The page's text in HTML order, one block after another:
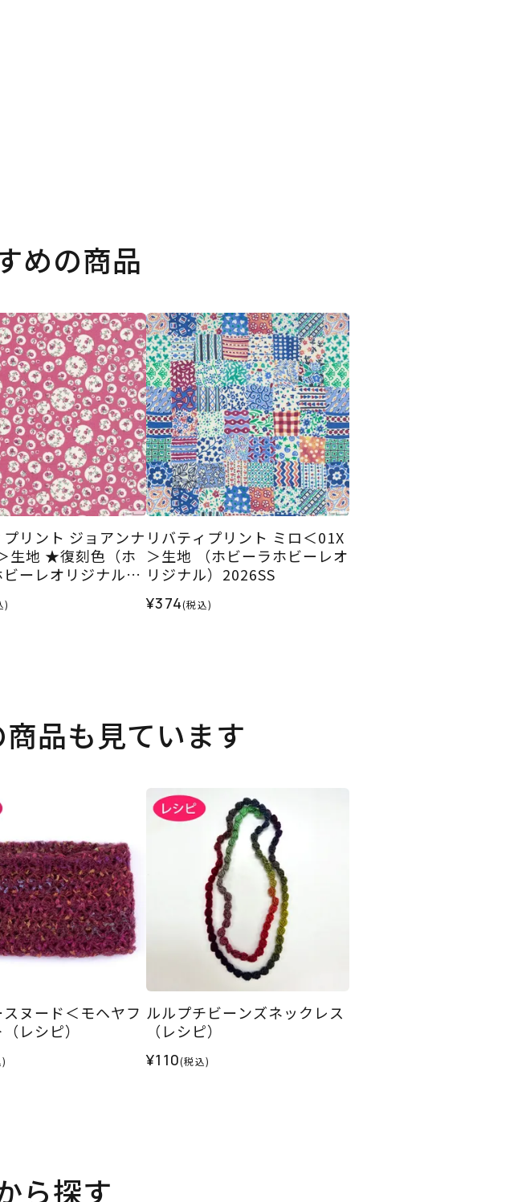
めの商品
プリント ジョアンナ
生地 ★復刻色（ホ
ビーレオリジナル）
)
リバティプリント ミロ＜01X
＞生地 （ホビーラホビーレオ
リジナル）2026SS
¥374(税込)
品も見ています
スヌード＜モヘヤフ
レシピ）
ルルプチビーンズネックレス
（レシピ）
¥110(税込)
ら探す